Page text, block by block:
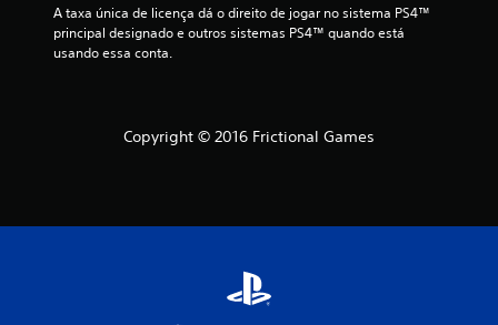
f
õ
A taxa única de licença dá o direito de jogar no sistema PS4™
principal designado e outros sistemas PS4™ quando está
usando essa conta.
Copyright © 2016 Frictional Games